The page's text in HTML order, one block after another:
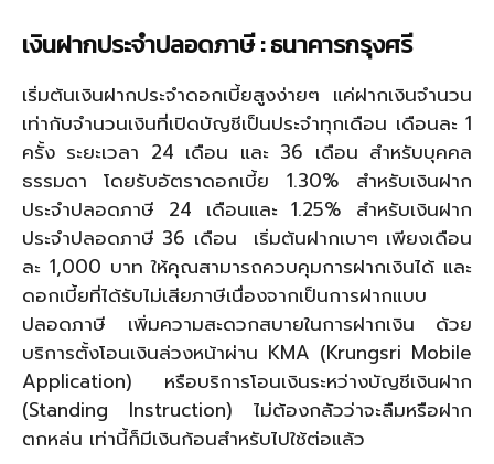
เงินฝากประจำปลอดภาษี : ธนาคารกรุงศรี
เริ่มต้นเงินฝากประจำดอกเบี้ยสูงง่ายๆ แค่ฝากเงินจำนวน
เท่ากับจำนวนเงินที่เปิดบัญชีเป็นประจำทุกเดือน เดือนละ 1
ครั้ง ระยะเวลา 24 เดือน และ 36 เดือน สำหรับบุคคล
ธรรมดา โดยรับอัตราดอกเบี้ย 1.30% สำหรับเงินฝาก
ประจำปลอดภาษี 24 เดือนและ 1.25% สำหรับเงินฝาก
ประจำปลอดภาษี 36 เดือน เริ่มต้นฝากเบาๆ เพียงเดือน
ละ 1,000 บาท ให้คุณสามารถควบคุมการฝากเงินได้ และ
ดอกเบี้ยที่ได้รับไม่เสียภาษีเนื่องจากเป็นการฝากแบบ
ปลอดภาษี เพิ่มความสะดวกสบายในการฝากเงิน ด้วย
บริการตั้งโอนเงินล่วงหน้าผ่าน KMA (Krungsri Mobile
Application) หรือบริการโอนเงินระหว่างบัญชีเงินฝาก
(Standing Instruction) ไม่ต้องกลัวว่าจะลืมหรือฝาก
ตกหล่น เท่านี้ก็มีเงินก้อนสำหรับไปใช้ต่อแล้ว